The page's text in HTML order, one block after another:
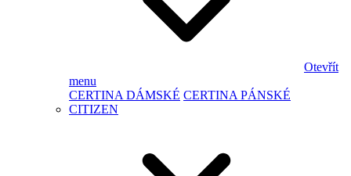
Otevřít
menu
CERTINA DÁMSKÉ CERTINA PÁNSKÉ
CITIZEN